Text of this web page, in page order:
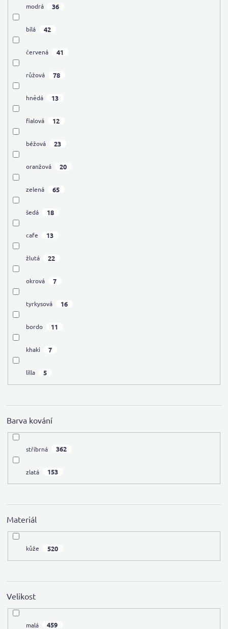
modrá 36
bílá 42
červená 41
růžová 78
hnědá 13
fialová 12
béžová 23
oranžová 20
zelená 65
šedá 18
cafe 13
žlutá 22
okrová 7
tyrkysová 16
bordo 11
khaki 7
lilla 5
Barva kování
stříbrná 362
zlatá 153
Materiál
kůže 520
Velikost
malá 459